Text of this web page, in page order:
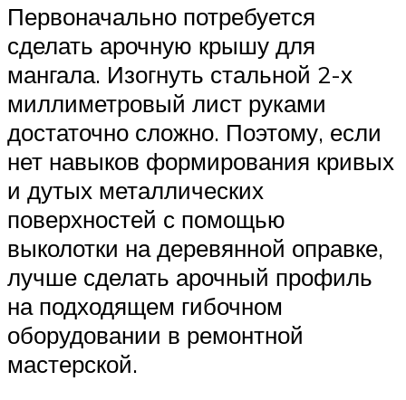
Первоначально потребуется
сделать арочную крышу для
мангала. Изогнуть стальной 2-х
миллиметровый лист руками
достаточно сложно. Поэтому, если
нет навыков формирования кривых
и дутых металлических
поверхностей с помощью
выколотки на деревянной оправке,
лучше сделать арочный профиль
на подходящем гибочном
оборудовании в ремонтной
мастерской.